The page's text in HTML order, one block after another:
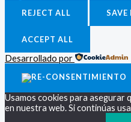
REJECT ALL SAVE
ACCEPT ALL
Desarrollado por
Usamos cookies para asegurar
en nuestra web. Si continúas